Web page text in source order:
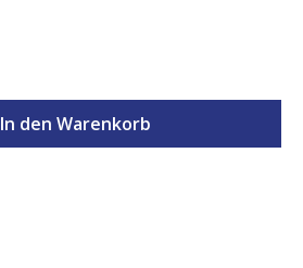
ein oder benutze die Schaltflächen
In den Warenkorb